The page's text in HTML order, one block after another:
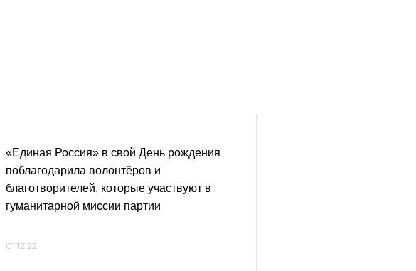
«Единая Россия» в свой День рождения
поблагодарила волонтёров и
благотворителей, которые участвуют в
гуманитарной миссии партии
01.12.22